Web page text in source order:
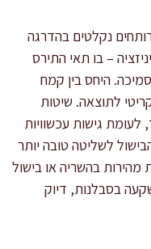
נקלטים בהדרגה
– בו תאי התירס
היחס בין קמח
(בדרך־כלל 1:4 או 1:5) קריטי לתוצאה. שיטות
גישות עכשוויות
לשליטה טובה יותר
בהשריה או בישול
בסבלנות, דיוק